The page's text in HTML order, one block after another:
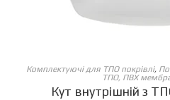
ОБЕРІТЬ
Комплектуючі для ТПО покрівлі,
ТПО, ПВХ
Кут внутрішній з